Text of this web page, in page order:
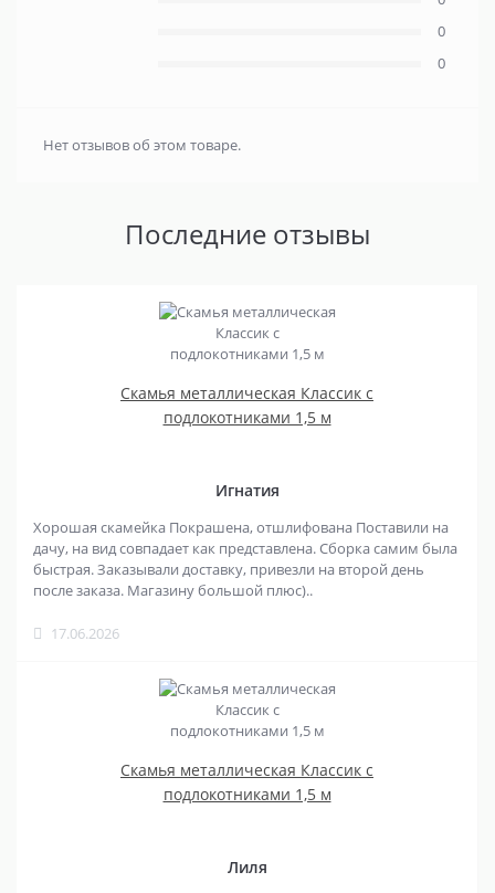
0
0
Нет отзывов об этом товаре.
Последние отзывы
Скамья металлическая Классик с
подлокотниками 1,5 м
Игнатия
Хорошая скамейка Покрашена, отшлифована Поставили на
дачу, на вид совпадает как представлена. Сборка самим была
быстрая. Заказывали доставку, привезли на второй день
после заказа. Магазину большой плюс)..
17.06.2026
Скамья металлическая Классик с
подлокотниками 1,5 м
Лиля